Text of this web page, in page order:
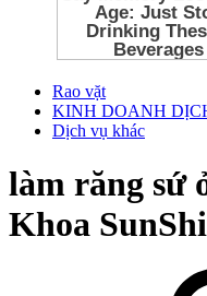
Rao vặt
KINH DOANH
Dịch vụ khác
làm răng sứ
Khoa